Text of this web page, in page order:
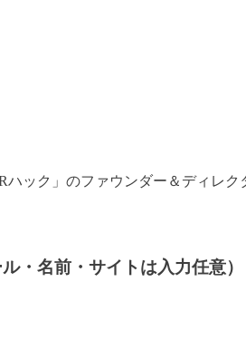
ハック」のファウンダー＆ディレ
・名前・サイトは入力任意）